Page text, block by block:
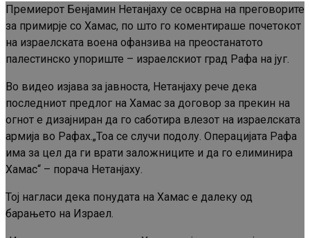
Премиерот Бенјамин Нетанјаху се осврна на преговорите
за примирје со Хамас, по што го коментираше почетокот
на израелската воена офанзива на преостанатото
палестинско упориште – израелскиот град Рафа на југ.
Во видео изјава за јавноста, Нетанјаху рече дека
последниот предлог на Хамас за договор за прекин на
огнот е дизајниран да го саботира влезот на израелската
армија во Рафах.„Тоа се случи подолу. Операцијата Рафа
има за цел да ги врати заложниците и да го елиминира
Хамас“ – порача Нетанјаху.
Тој нагласи дека понудата на Хамас е далеку од
барањето на Израел.